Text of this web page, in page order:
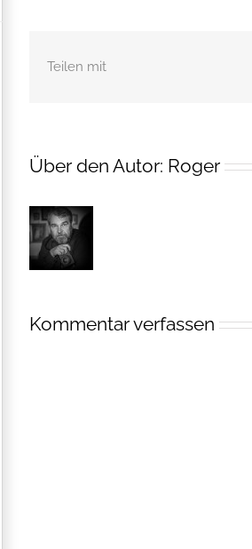
Teilen mit
Über den Autor: Roger
Kommentar verfassen